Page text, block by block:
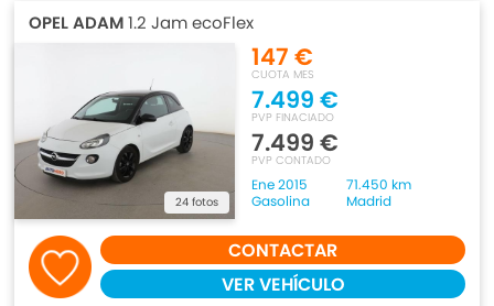
OPEL ADAM1.2 Jam ecoFlex
24 fotos
147 €
CUOTA MES
7.499 €
PVP FINACIADO
7.499 €
PVP CONTADO
Ene 2015
71.450 km
Gasolina
Madrid
CONTACTAR
VER VEHÍCULO